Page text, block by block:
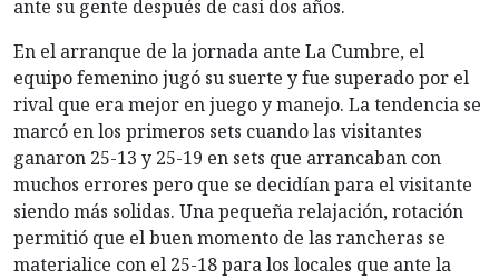
ante su gente después de casi dos años.
En el arranque de la jornada ante La Cumbre, el
equipo femenino jugó su suerte y fue superado por el
rival que era mejor en juego y manejo. La tendencia se
marcó en los primeros sets cuando las visitantes
ganaron 25-13 y 25-19 en sets que arrancaban con
muchos errores pero que se decidían para el visitante
siendo más solidas. Una pequeña relajación, rotación
permitió que el buen momento de las rancheras se
materialice con el 25-18 para los locales que ante la